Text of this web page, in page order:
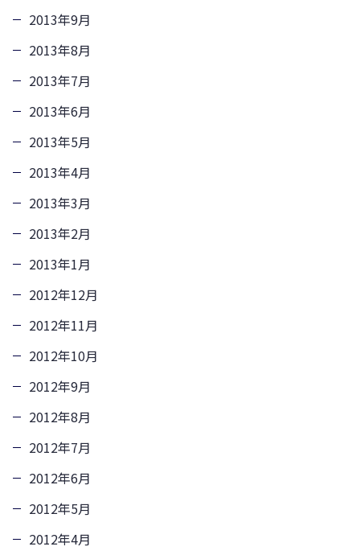
2013年9月
2013年8月
2013年7月
2013年6月
2013年5月
2013年4月
2013年3月
2013年2月
2013年1月
2012年12月
2012年11月
2012年10月
2012年9月
2012年8月
2012年7月
2012年6月
2012年5月
2012年4月